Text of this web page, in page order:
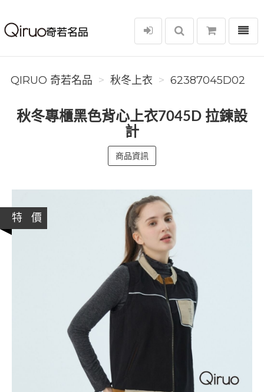
Qiruo 奇若名品
選單
QIRUO 奇若名品 秋冬上衣 62387045D02
秋冬專櫃黑色背心上衣7045D 拉鍊設
計
商品資訊
特 價